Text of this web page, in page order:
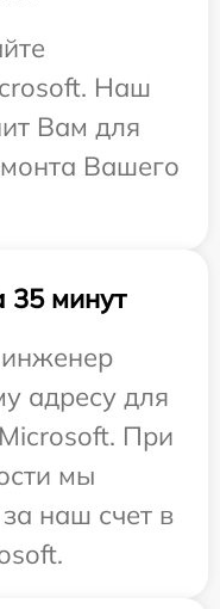
Наш
Вам для
Вашего
35 минут
адресу для
При
мы
наш счет в